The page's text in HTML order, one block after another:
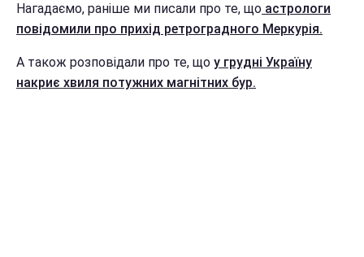
Нагадаємо, раніше ми писали про те, що астрологи
повідомили про прихід ретроградного Меркурія.
А також розповідали про те, що у грудні Україну
накриє хвиля потужних магнітних бур.